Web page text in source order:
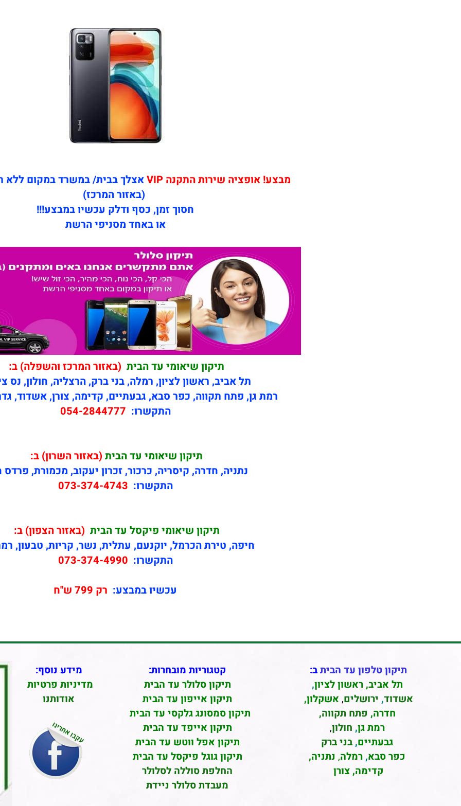
מבצע! אופציה שירות התקנה VIP
אצלך בבית/ במשרד במקום ללא
(באזור המרכז)
חסוך זמן, כסף ודלק עכשיו במבצע!!!
או באחד מסניפי הרשת
תיקון שיאומי עד הבית (באזור המרכז והשפלה) ב:
תל אביב, ראשון לציון, רמלה, בני ברק, הרצליה, חולון, נס
רמת גן, פתח תקווה, כפר סבא, גבעתיים, קדימה, צורן, אשדוד,
התקשרו: 054-2844777
תיקון שיאומי עד הבית (באזור השרון) ב:
נתניה, חדרה, קיסריה, כרכור, זכרון יעקוב, מכמורת,
התקשרו: 073-374-4743
תיקון שיאומי פיקסל עד הבית (באזור הצפון) ב:
חיפה, טירת הכרמל, יוקנעם, עתלית, נשר, קריות, טבעון,
התקשרו: 073-374-4990
עכשיו במבצע: רק 799 ש"ח
תיקון טלפון עד הביתב:
תל אביב, ראשון לציון,
אשדוד, ירושלים, אשקלון,
חדרה, פתח תקווה,
רמת גן, חולון,
גבעתיים, בני ברק
כפר סבא, רמלה, נתניה,
קדימה, צורן
קטגוריות מובחרות:
תיקון סלולר עד הבית
תיקון אייפון עד הבית
תיקון סמסונג גלקסי עד הבית
תיקון אייפד עד הבית
תיקון אפל ווטש עד הבית
תיקון גוגל פיקסל עד הבית
החלפת סוללה לסלולר
מעבדת סלולר ניידת
מידע נוסף:
מדיניות פרטיות
אודותנו